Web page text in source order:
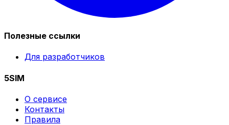
Полезные ссылки
Для разработчиков
5SIM
О сервисе
Контакты
Правила